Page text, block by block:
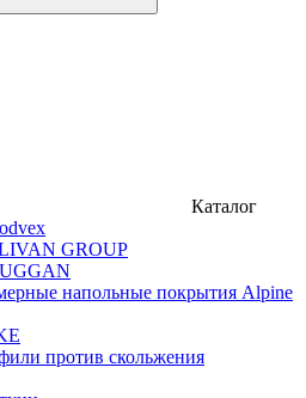
Каталог
GROUP
напольные покрытия Alpine
против скольжения